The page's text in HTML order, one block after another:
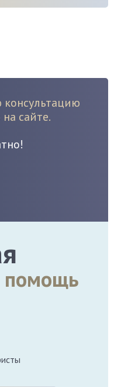
сайте.
помощь